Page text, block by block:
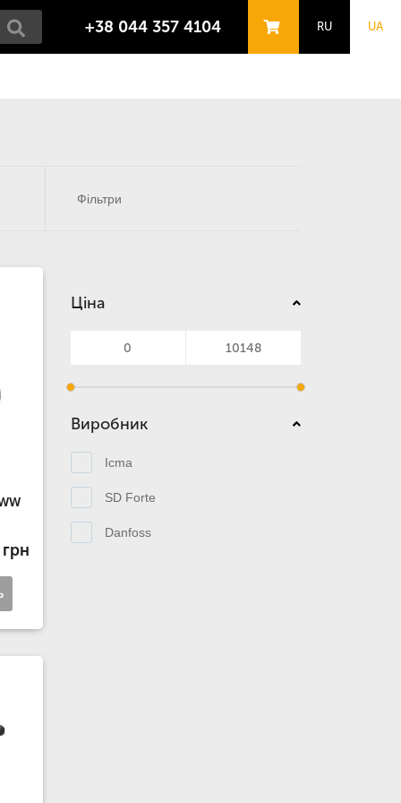
+38 044 357 4104 RU UA
Ціна
Виробник
Icma
SD Forte
Danfoss
Фільтри